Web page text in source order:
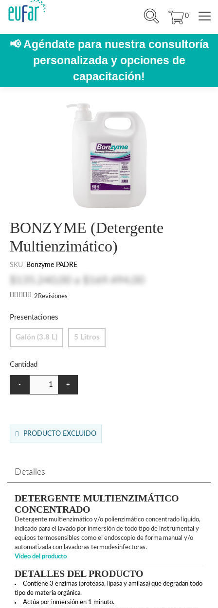
0
📢Agéndate para nuestra consultoría
personalizada y opciones de
capacitación!
BONZYME (Detergente
Multienzimático)
SKU Bonzyme PADRE
a
2 Revisiones
Presentaciones
Galón (3.8 L) 5 Litros
Cantidad
- +
PRODUCTO EXCLUIDO
Detalles
DETERGENTE MULTIENZIMÁTICO
CONCENTRADO
Detergente multienzimático y/o polienzimático concentrado líquido,
indicado para el lavado por inmersión de todo tipo de instrumental y
equipos termosensibles como el endoscopio de forma manual y/o
automatizada con lavadoras termodesinfectoras.
Video del producto
DETALLES DEL PRODUCTO
Contiene 3 enzimas (proteasa, lipasa y amilasa) que degradan todo
tipo de materia orgánica.
Actúa por inmersión en 1 minuto.